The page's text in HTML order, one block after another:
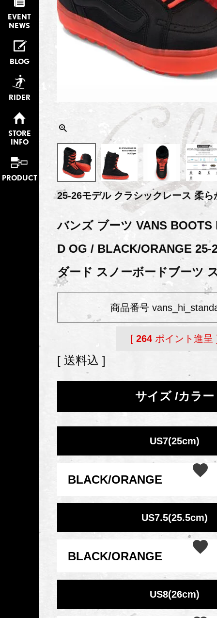
EVENT
NEWS
BLOG
RIDER
STORE
INFO
PRODUCT
25-26モデル クラシックレース 柔ら
バンズ ブーツ VANS BOOTS
D OG / BLACK/ORANGE 25-
ダード スノーボードブーツ
商品番号
[ 264 ポイント進呈
送料込
サイズ カラー
US7(25cm)
BLACK/ORANGE
US7.5(25.5cm)
BLACK/ORANGE
US8(26cm)